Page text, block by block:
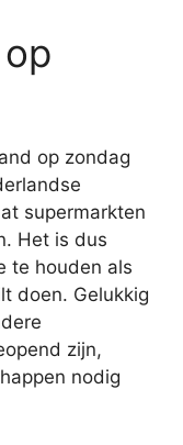
op zondag
supermarkten
Het is dus
te houden als
doen. Gelukkig
zijn,
nodig